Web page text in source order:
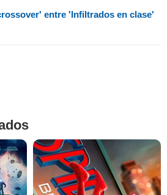
entre 'Infiltrados en clase'